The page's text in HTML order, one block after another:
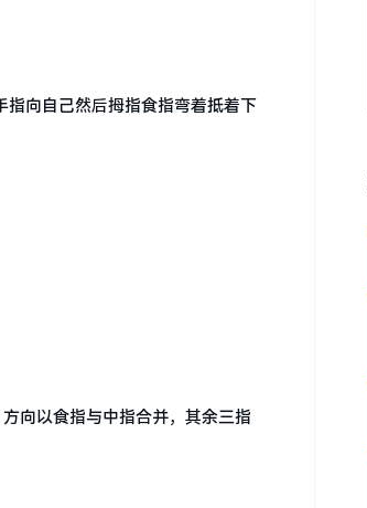
指向自己然后拇指食指弯着抵着下
向以食指与中指合并，其余三指